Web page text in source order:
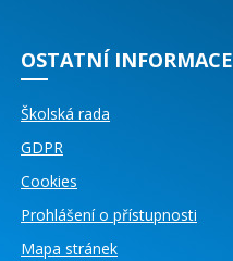
OSTATNÍ INFORMACE
Školská rada
GDPR
Cookies
Prohlášení o přístupnosti
Mapa stránek